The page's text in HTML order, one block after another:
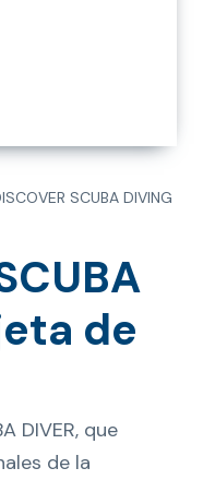
SCUBA DIVING
de
DIVER, que
de la